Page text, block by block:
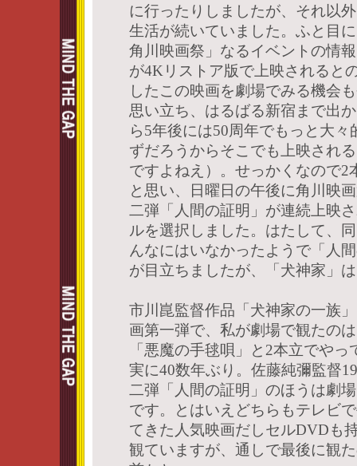
に行ったりしましたが、それ以
生活が続いていました。ふと目
角川映画祭」なるイベントの情
が4Kリストア版で上映されると
したこの映画を劇場でみる機会
思い立ち、はるばる新宿まで出
ら5年後には50周年でもっと大
ずだろうからそこでも上映され
ですよねえ）。せっかくなので2
と思い、日曜日の午後に角川映
二弾「人間の証明」が連続上映
ルを選択しました。はたして、
んなにはいなかったようで「人
が目立ちましたが、「犬神家」
市川崑監督作品「犬神家の一族
画第一弾で、私が劇場で観たの
「悪魔の手毬唄」と2本立でや
実に40数年ぶり。佐藤純彌監督
二弾「人間の証明」のほうは劇
です。とはいえどちらもテレビ
てきた人気映画だしセルDVDも
観ていますが、通しで最後に観